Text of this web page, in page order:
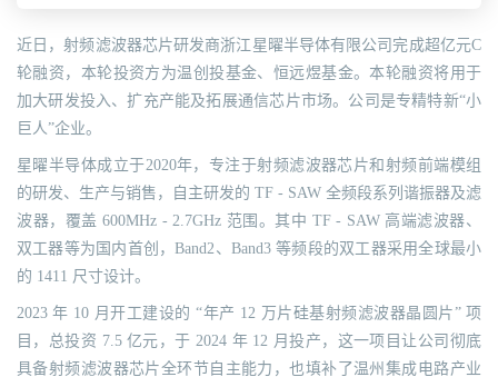
近日，射频滤波器芯片研发商浙江星曜半导体有限公司完成超亿元C
轮融资，本轮投资方为温创投基金、恒远煜基金。本轮融资将用于
加大研发投入、扩充产能及拓展通信芯片市场。公司是专精特新“小
巨人”企业。
星曜半导体成立于2020年，专注于射频滤波器芯片和射频前端模组
的研发、生产与销售，自主研发的 TF - SAW 全频段系列谐振器及滤
波器，覆盖 600MHz - 2.7GHz 范围。其中 TF - SAW 高端滤波器、
双工器等为国内首创，Band2、Band3 等频段的双工器采用全球最小
的 1411 尺寸设计。
2023 年 10 月开工建设的 “年产 12 万片硅基射频滤波器晶圆片” 项
目，总投资 7.5 亿元，于 2024 年 12 月投产，这一项目让公司彻底
具备射频滤波器芯片全环节自主能力，也填补了温州集成电路产业